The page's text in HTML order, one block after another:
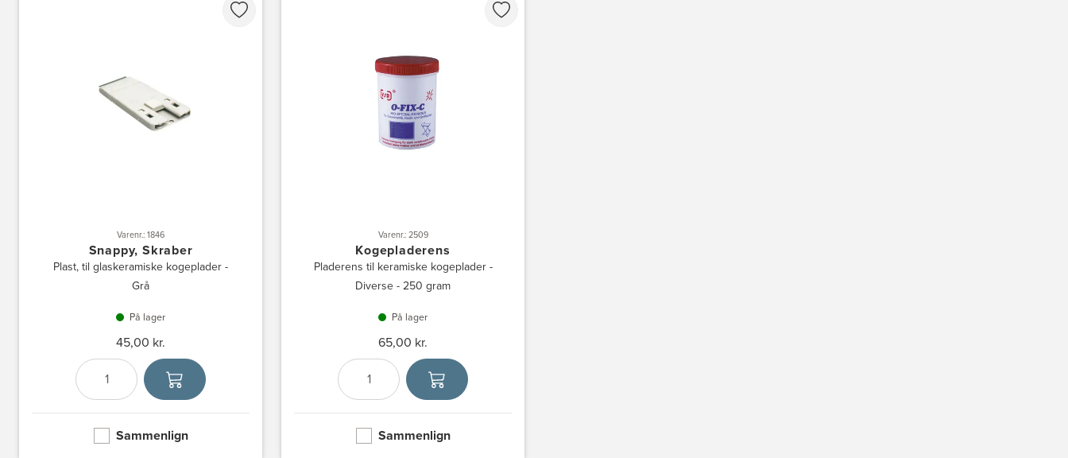
Varenr.: 1846
Snappy, Skraber
Plast, til glaskeramiske kogeplader -
Grå
På lager
45,00 kr.
Antal
Vælg enhed
Sammenlign
Varenr.: 2509
Kogepladerens
Pladerens til keramiske kogeplader -
Diverse - 250 gram
På lager
65,00 kr.
Antal
Vælg enhed
Sammenlign